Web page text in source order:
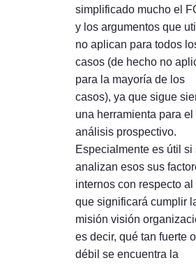
simplificado mucho el
y los argumentos que
no aplican para todos
casos (de hecho no
para la mayoría de los
casos), ya que sigue
una herramienta para el
análisis prospectivo.
Especialmente es útil si
analizan esos sus
internos con respecto al
que significará cumplir
misión visión
es decir, qué tan fuerte o
débil se encuentra la